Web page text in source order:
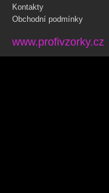
Kontakty
Obchodní podmínky
www.profivzorky.cz